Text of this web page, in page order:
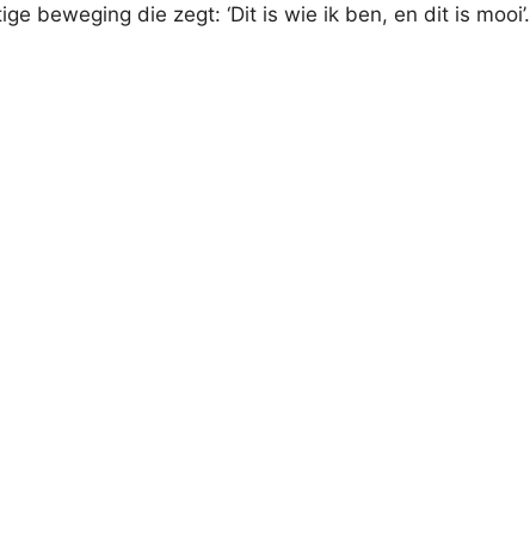
beweging die zegt: ‘Dit is wie ik ben, en dit is mooi’.